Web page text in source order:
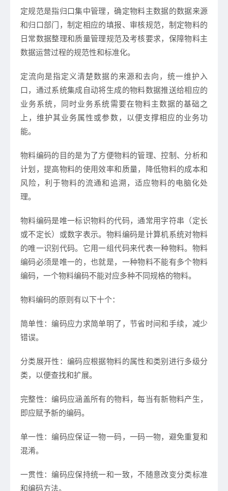
定规范是指归口集中管理，确定物料主数据的数据来源
和归口部门，制定相应的填报、审核规范，制定物料的
日常数据整理和质量管理规范及考核要求，保障物料主
数据运营过程的规范性和标准化。
定流向是指定义清楚数据的来源和去向，统一维护入
口，通过系统集成自动将生成的物料数据推送给相应的
业务系统，同时业务系统需要在物料主数据的基础之
上，维护其业务属性或参数，以便支撑相应的业务功
能。
物料编码的目的是为了方便物料的管理、控制、分析和
计划，提高物料的使用效率和质量，降低物料的成本和
风险，利于物料的流通和追溯，适应物料的电脑化处
理。
物料编码是唯一标识物料的代码，通常用字符串（定长
或不定长）或数字表示。物料编码是计算机系统对物料
的唯一识别代码。它用一组代码来代表一种物料。物料
编码必须是唯一的，也就是，一种物料不能有多个物料
编码，一个物料编码不能对应多种不同规格的物料。
物料编码的原则有以下十个：
简单性：编码应力求简单明了，节省时间和手续，减少
错误。
分类展开性：编码应根据物料的属性和类别进行多级分
类，以便查找和扩展。
完整性：编码应涵盖所有的物料，每当有新物料产生，
即应赋予新的编码。
单一性：编码应保证一物一码，一码一物，避免重复和
混淆。
一贯性：编码应保持统一和一致，不随意改变分类标准
和编码方法。